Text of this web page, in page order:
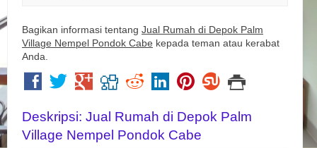
Bagikan informasi tentang Jual Rumah di Depok Palm
Village Nempel Pondok Cabe kepada teman atau kerabat
Anda.
Deskripsi: Jual Rumah di Depok Palm
Village Nempel Pondok Cabe